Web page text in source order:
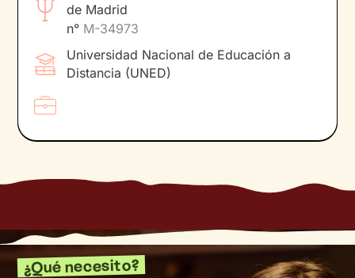
de Madrid
n° M-34973
Universidad Nacional de Educación a
Distancia (UNED)
¿Qué necesito?